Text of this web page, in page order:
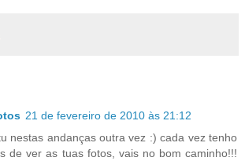
21 de fevereiro de 2010 às 21:12
nestas andanças outra vez :) cada vez tenho
de ver as tuas fotos, vais no bom caminho!!!